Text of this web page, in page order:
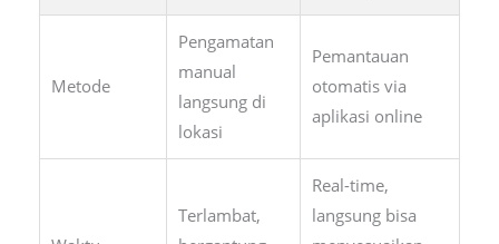
Metode
Pengamatan
manual
langsung di
lokasi
Pemantauan
otomatis via
aplikasi online
Terlambat,
Real-time,
langsung bisa